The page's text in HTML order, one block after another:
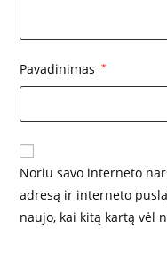
Pavadinimas *
Noriu savo interneto
adresą ir interneto
naujo, kai kitą kartą vėl